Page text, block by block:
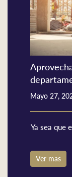
Mayo 27,
Ya sea que
Ver mas